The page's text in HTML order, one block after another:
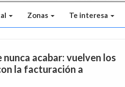
Zonas Te interesa
nunca acabar: vuelven los
la facturación a